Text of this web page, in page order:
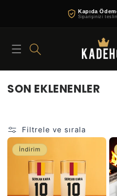
Kapıda
Siparişinizi
K
e
k
s
SON EKLENENLER
Filtrele ve sırala
İndirim